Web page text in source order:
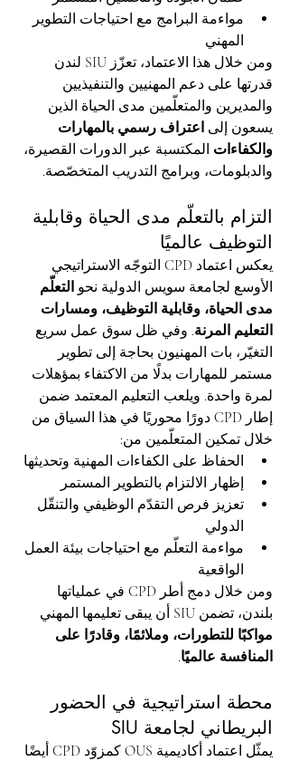
مواءمة البرامج مع احتياجات التطوير
المهني
ومن خلال هذا الاعتماد، تعزّز SIU لندن
قدرتها على دعم المهنيين والتنفيذيين
والمديرين والمتعلّمين مدى الحياة الذين
يسعون إلى اعتراف رسمي بالمهارات
والكفاءات المكتسبة عبر الدورات القصيرة،
والدبلومات، وبرامج التدريب المتخصّصة.
التزام بالتعلّم مدى الحياة وقابلية
التوظيف عالميًا
يعكس اعتماد CPD التوجّه الاستراتيجي
الأوسع لجامعة سويس الدولية نحو التعلّم
مدى الحياة، وقابلية التوظيف، ومسارات
التعليم المرنة. وفي ظل سوق عمل سريع
التغيّر، بات المهنيون بحاجة إلى تطوير
مستمر للمهارات بدلًا من الاكتفاء بمؤهلات
لمرة واحدة. ويلعب التعليم المعتمد ضمن
إطار CPD دورًا محوريًا في هذا السياق من
خلال تمكين المتعلّمين من:
الحفاظ على الكفاءات المهنية وتحديثها
إظهار الالتزام بالتطوير المستمر
تعزيز فرص التقدّم الوظيفي والتنقّل
الدولي
مواءمة التعلّم مع احتياجات بيئة العمل
الواقعية
ومن خلال دمج أطر CPD في عملياتها
بلندن، تضمن SIU أن يبقى تعليمها المهني
مواكبًا للتطورات، وملائمًا، وقادرًا على
المنافسة عالميًا.
محطة استراتيجية في الحضور
البريطاني لجامعة SIU
يمثّل اعتماد أكاديمية OUS كمزوّد CPD أيضًا